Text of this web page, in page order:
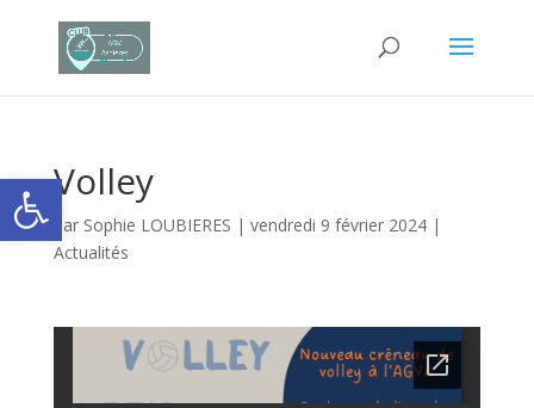
Ouvrir la barre d’outils
Volley
par Sophie LOUBIERES | vendredi 9 février 2024|
Actualités